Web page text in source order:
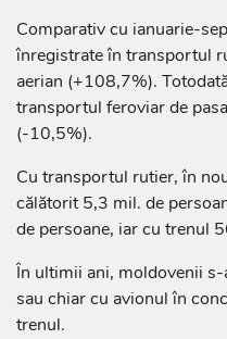
Comparativ cu ianuarie-
înregistrate în transportul
aerian (+108,7%).
transportul feroviar de
(-10,5%).
Cu transportul rutier, în
călătorit 5,3 mil. de
de persoane, iar cu trenul
În ultimii ani, moldovenii
sau chiar cu avionul în
trenul.